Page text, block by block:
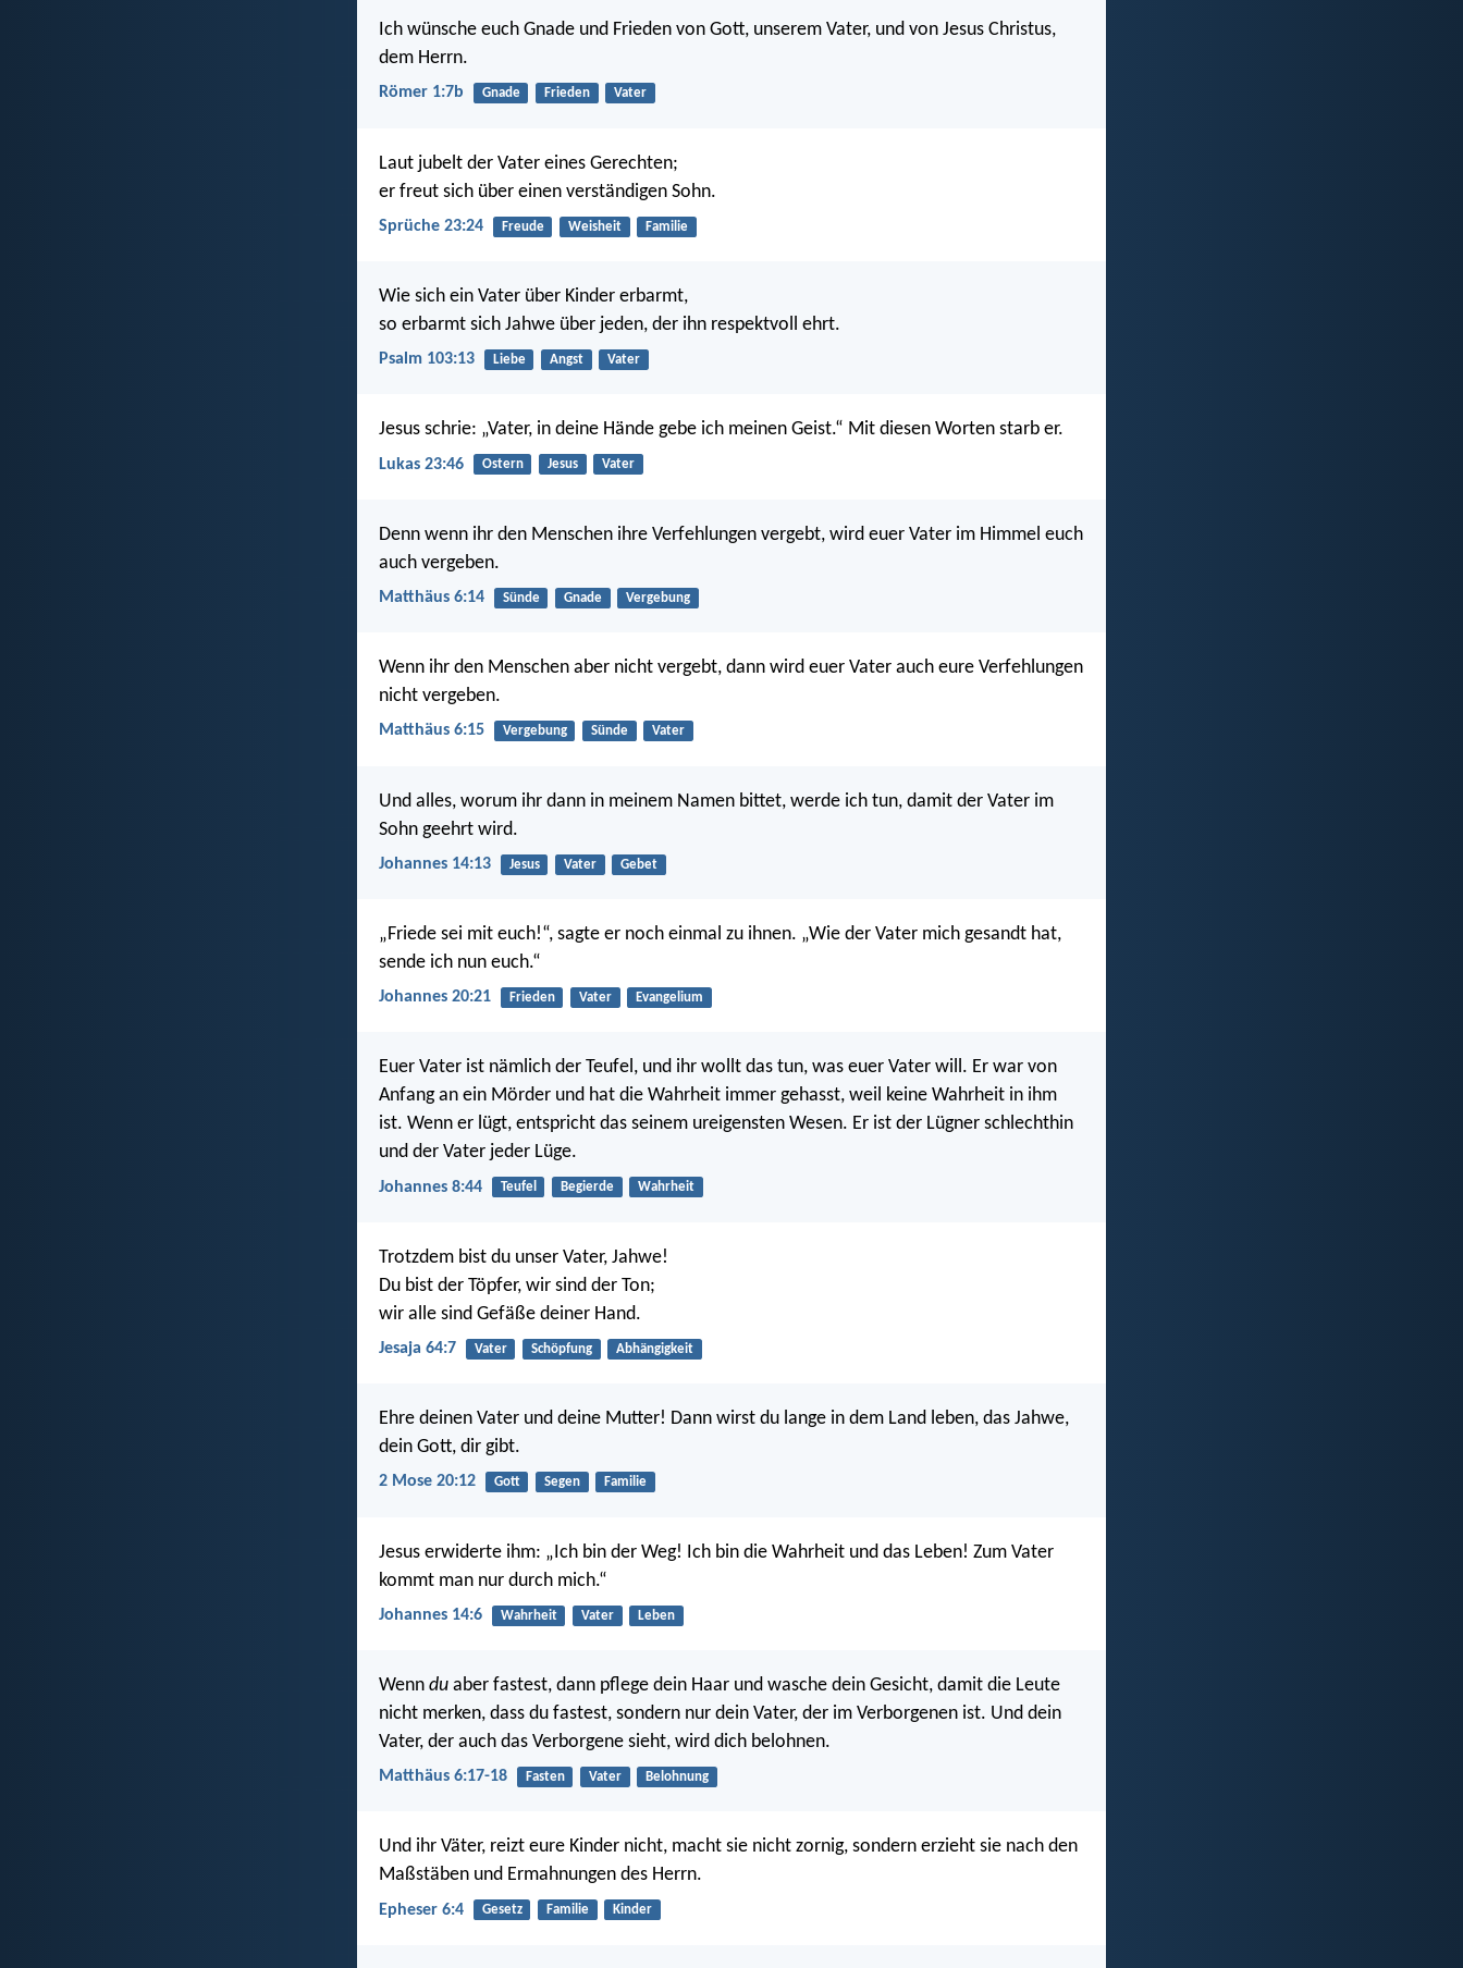
Ich wünsche euch Gnade und Frieden von Gott, unserem Vater, und von Jesus Christus,
dem Herrn.
Römer 1:7b Gnade Frieden Vater
Laut jubelt der Vater eines Gerechten;
er freut sich über einen verständigen Sohn.
Sprüche 23:24 Freude Weisheit Familie
Wie sich ein Vater über Kinder erbarmt,
so erbarmt sich Jahwe über jeden, der ihn respektvoll ehrt.
Psalm 103:13 Liebe Angst Vater
Jesus schrie: „Vater, in deine Hände gebe ich meinen Geist.“ Mit diesen Worten starb er.
Lukas 23:46 Ostern Jesus Vater
Denn wenn ihr den Menschen ihre Verfehlungen vergebt, wird euer Vater im Himmel euch
auch vergeben.
Matthäus 6:14 Sünde Gnade Vergebung
Wenn ihr den Menschen aber nicht vergebt, dann wird euer Vater auch eure Verfehlungen
nicht vergeben.
Matthäus 6:15 Vergebung Sünde Vater
Und alles, worum ihr dann in meinem Namen bittet, werde ich tun, damit der Vater im
Sohn geehrt wird.
Johannes 14:13 Jesus Vater Gebet
„Friede sei mit euch!“, sagte er noch einmal zu ihnen. „Wie der Vater mich gesandt hat,
sende ich nun euch.“
Johannes 20:21 Frieden Vater Evangelium
Euer Vater ist nämlich der Teufel, und ihr wollt das tun, was euer Vater will. Er war von
Anfang an ein Mörder und hat die Wahrheit immer gehasst, weil keine Wahrheit in ihm
ist. Wenn er lügt, entspricht das seinem ureigensten Wesen. Er ist der Lügner schlechthin
und der Vater jeder Lüge.
Johannes 8:44 Teufel Begierde Wahrheit
Trotzdem bist du unser Vater, Jahwe!
Du bist der Töpfer, wir sind der Ton;
wir alle sind Gefäße deiner Hand.
Jesaja 64:7 Vater Schöpfung Abhängigkeit
Ehre deinen Vater und deine Mutter! Dann wirst du lange in dem Land leben, das Jahwe,
dein Gott, dir gibt.
2 Mose 20:12 Gott Segen Familie
Jesus erwiderte ihm: „Ich bin der Weg! Ich bin die Wahrheit und das Leben! Zum Vater
kommt man nur durch mich.“
Johannes 14:6 Wahrheit Vater Leben
Wenn du aber fastest, dann pflege dein Haar und wasche dein Gesicht, damit die Leute
nicht merken, dass du fastest, sondern nur dein Vater, der im Verborgenen ist. Und dein
Vater, der auch das Verborgene sieht, wird dich belohnen.
Matthäus 6:17-18 Fasten Vater Belohnung
Und ihr Väter, reizt eure Kinder nicht, macht sie nicht zornig, sondern erzieht sie nach den
Maßstäben und Ermahnungen des Herrn.
Epheser 6:4 Gesetz Familie Kinder